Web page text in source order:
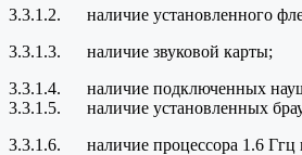
3.3.1.2. наличие установленного
3.3.1.3. наличие звуковой карты;
3.3.1.4. наличие подключенных
3.3.1.5. наличие установленных
3.3.1.6. наличие процессора 1.6 Ггц